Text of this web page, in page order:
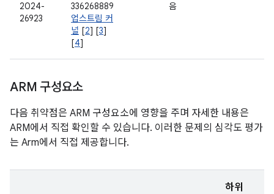
2024-
26923
336268889
업스트림 커
널 [2] [3]
[4]
음
ARM 구성요소
다음 취약점은 ARM 구성요소에 영향을 주며 자세한 내용은
ARM에서 직접 확인할 수 있습니다. 이러한 문제의 심각도 평가
는 Arm에서 직접 제공합니다.
하위